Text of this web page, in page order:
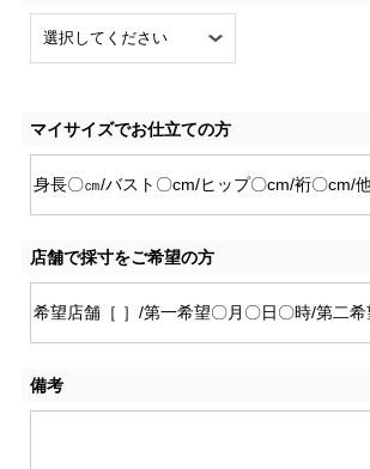
マイサイズでお仕立ての方
店舗で採寸をご希望の方
備考